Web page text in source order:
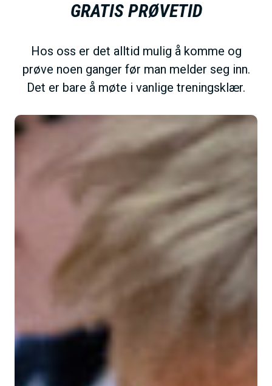
GRATIS PRØVETID
Hos oss er det alltid mulig å komme og
prøve noen ganger før man melder seg inn.
Det er bare å møte i vanlige treningsklær.